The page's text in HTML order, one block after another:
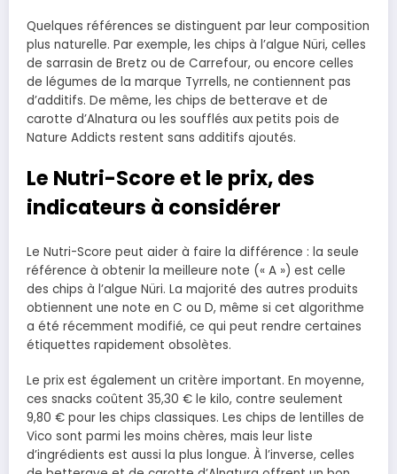
Quelques références se distinguent par leur composition
plus naturelle. Par exemple, les chips à l’algue Nüri, celles
de sarrasin de Bretz ou de Carrefour, ou encore celles
de légumes de la marque Tyrrells, ne contiennent pas
d’additifs. De même, les chips de betterave et de
carotte d’Alnatura ou les soufflés aux petits pois de
Nature Addicts restent sans additifs ajoutés.
Le Nutri-Score et le prix, des
indicateurs à considérer
Le Nutri-Score peut aider à faire la différence : la seule
référence à obtenir la meilleure note (« A ») est celle
des chips à l’algue Nüri. La majorité des autres produits
obtiennent une note en C ou D, même si cet algorithme
a été récemment modifié, ce qui peut rendre certaines
étiquettes rapidement obsolètes.
Le prix est également un critère important. En moyenne,
ces snacks coûtent 35,30 € le kilo, contre seulement
9,80 € pour les chips classiques. Les chips de lentilles de
Vico sont parmi les moins chères, mais leur liste
d’ingrédients est aussi la plus longue. À l’inverse, celles